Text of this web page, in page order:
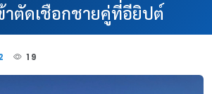
าตัดเชือกชายคู่ที่อียิปต์
19